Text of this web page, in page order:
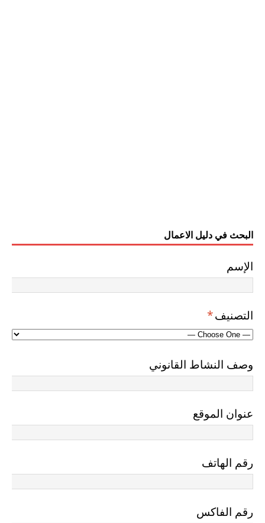
البحث في دليل الاعمال
الإسم
التصنيف*
وصف النشاط القانوني
عنوان الموقع
رقم الهاتف
رقم الفاكس